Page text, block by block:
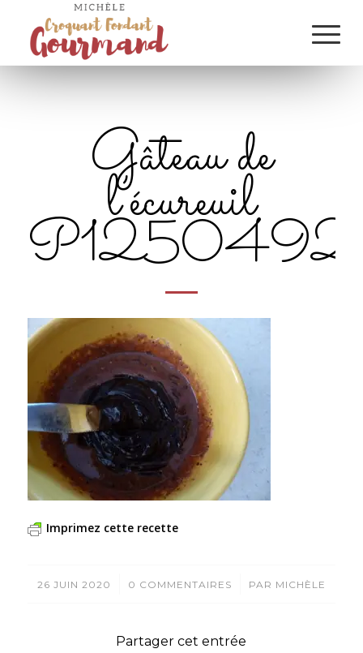
Gâteau de
l’écureuil
P1250492
Imprimez cette recette
26 JUIN 2020
/ 0 COMMENTAIRES
/ PAR MICHÈLE
Partager cet entrée